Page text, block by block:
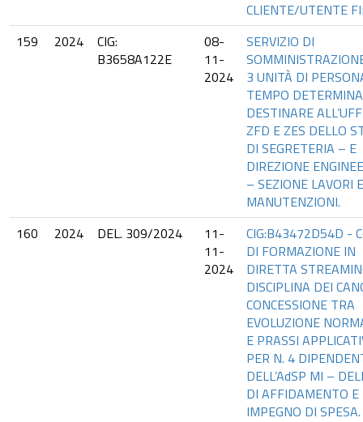
CLIENTE/UTENTE
159
2024
CIG:
B3658A122E
08-
11-
2024
SERVIZIO DI
3 UNITÀ DI
TEMPO
DESTINARE
ZFD E ZES DELLO
DI SEGRETERIA – E
DIREZIONE
– SEZIONE LAVORI E
MANUTENZIONI.
160
2024 DEL. 309/2024
11-
11-
2024
CIG:B43472D54D -
DI FORMAZIONE IN
DIRETTA
DISCIPLINA DEI
CONCESSIONE TRA
EVOLUZIONE
E PRASSI
PER N. 4
DELL’AdSP MI –
DI AFFIDAMENTO E
IMPEGNO DI SPESA.